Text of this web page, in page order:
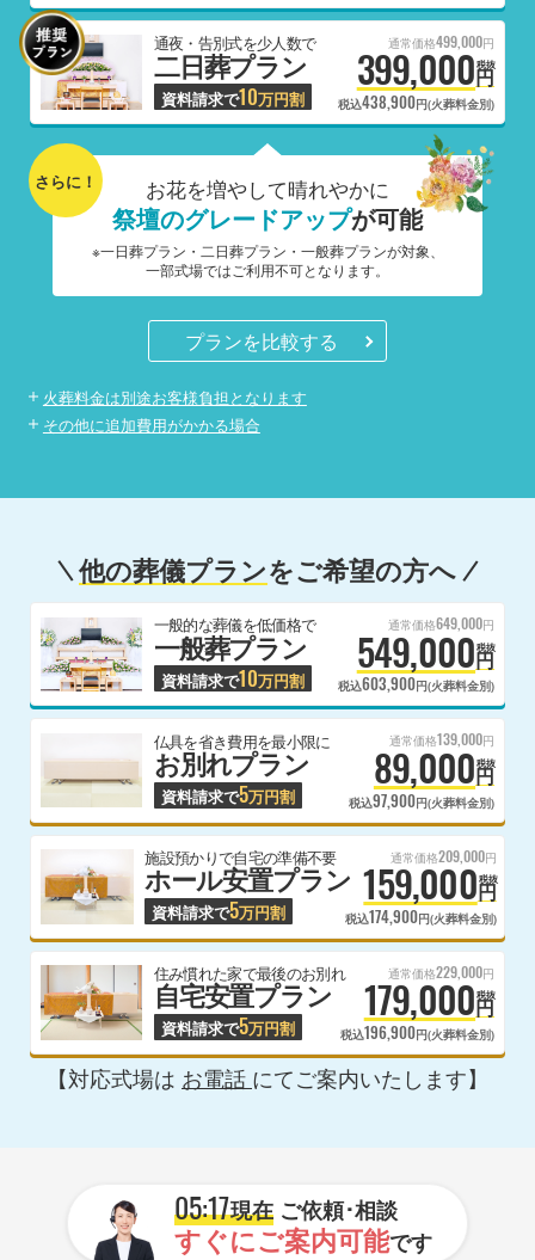
通夜・告別式を少人数で
二日葬プラン
資料請求で10万円割
通常価格499,000円
399,000円
税抜
税込438,900円(火葬料金別)
さらに！ お花を増やして晴れやかに
祭壇のグレードアップが可能
※一日葬プラン・二日葬プラン・一般葬プランが対象、
一部式場ではご利用不可となります。
プランを比較する
火葬料金は別途お客様負担となります
その他に追加費用がかかる場合
他の葬儀プランをご希望の方へ
一般的な葬儀を低価格で
一般葬プラン
資料請求で10万円割
通常価格649,000円
549,000円
税抜
税込603,900円(火葬料金別)
仏具を省き費用を最小限に
お別れプラン
資料請求で5万円割
通常価格139,000円
89,000円
税抜
税込97,900円(火葬料金別)
施設預かりで自宅の準備不要
ホール安置プラン
資料請求で5万円割
通常価格209,000円
159,000円
税抜
税込174,900円(火葬料金別)
住み慣れた家で最後のお別れ
自宅安置プラン
資料請求で5万円割
通常価格229,000円
179,000円
税抜
税込196,900円(火葬料金別)
【対応式場は お電話 にてご案内いたします】
05:17現在ご依頼･相談
すぐにご案内可能です